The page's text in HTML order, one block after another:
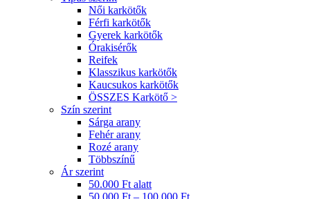
Női karkötők
Férfi karkötők
Gyerek karkötők
Órakisérők
Reifek
Klasszikus karkötők
Kaucsukos karkötők
ÖSSZES Karkötő >
Szín szerint
Sárga arany
Fehér arany
Rozé arany
Többszínű
Ár szerint
50.000 Ft alatt
50.000 Ft – 100.000 Ft